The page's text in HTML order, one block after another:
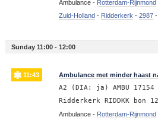
Ambulance - Rotterdam-Rijnmond
Zuid-Holland- Ridderkerk - 2987-
Sunday 11:00 - 12:00
11:43 Ambulance met minder haast
A2 (DIA: ja) AMBU 17154
Ridderkerk RIDDKK bon
Ambulance - Rotterdam-Rijnmond